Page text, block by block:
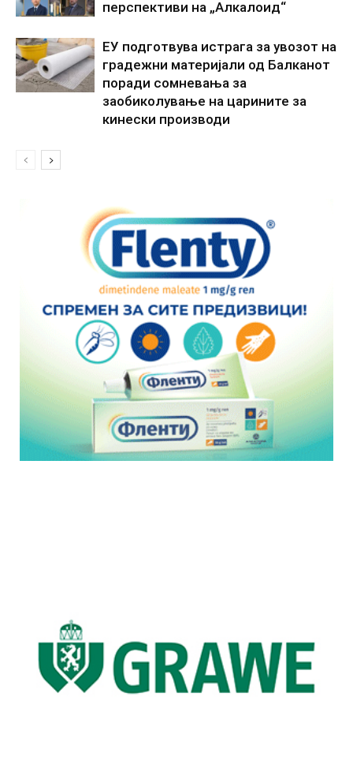
перспективи на „Алкалоид“
ЕУ подготвува истрага за увозот на
градежни материјали од Балканот
поради сомневања за
заобиколување на царините за
кинески производи